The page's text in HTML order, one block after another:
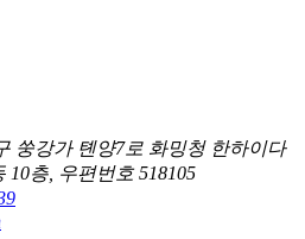
쑹강가 톈양7로 화밍청 한하이다
층, 우편번호 518105